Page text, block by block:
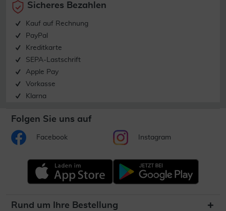
Sicheres Bezahlen
Kauf auf Rechnung
PayPal
Kreditkarte
SEPA-Lastschrift
Apple Pay
Vorkasse
Klarna
Folgen Sie uns auf
Facebook Instagram
Rund um Ihre Bestellung